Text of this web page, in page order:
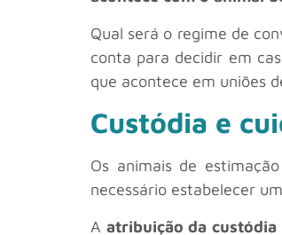
Qual será o regime de
conta para decidir em
que acontece em uniões
Custódia e
Os animais de
necessário estabelecer
A atribuição da custódia